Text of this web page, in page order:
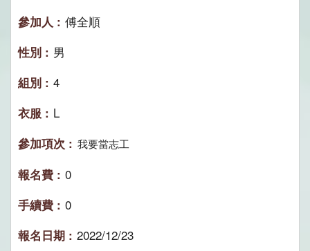
傅全順
男
4
L
我要當志工
0
0
2022/12/23